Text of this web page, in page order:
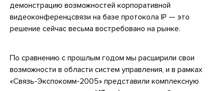
демонстрацию возможностей корпоративной
видеоконференцсвязи на базе протокола IP — это
решение сейчас весьма востребовано на рынке.
По сравнению с прошлым годом мы расширили свои
возможности в области систем управления, и в рамках
«Связь-Экспокомм-2005» представили комплексную